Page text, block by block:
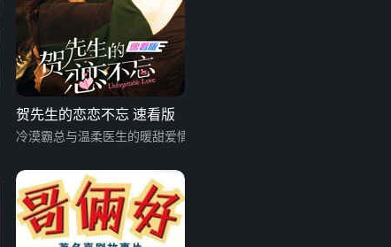
贺先生的恋恋不忘 速看版
冷漠霸总与温柔医生的暖甜爱情